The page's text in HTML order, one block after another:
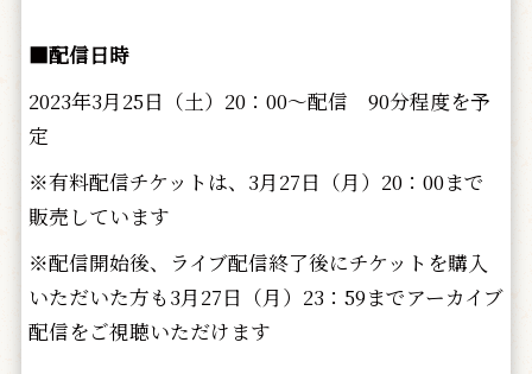
■配信日時
2023年3月25日（土）20：00～配信 90分程度を予
定
※有料配信チケットは、3月27日（月）20：00まで
販売しています
※配信開始後、ライブ配信終了後にチケットを購入
いただいた方も3月27日（月）23：59までアーカイブ
配信をご視聴いただけます